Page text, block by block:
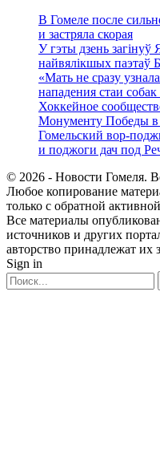
В Гомеле после
и застряла скорая
У гэты дзень
найвялікшых паэтаў
«Мать не сразу
нападения стаи
Хоккейное
Монументу Победы
Гомельский вор-
и поджоги дач под
© 2026 - Новости Гомеля.
Любое копирование
только с обратной
Все материалы
источников и других
авторство принадлежат их
Sign in